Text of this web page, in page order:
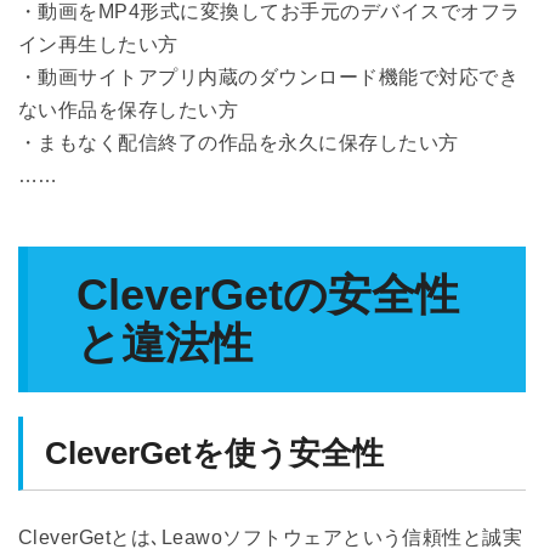
・動画をMP4形式に変換してお手元のデバイスでオフラ
イン再生したい方
・動画サイトアプリ内蔵のダウンロード機能で対応でき
ない作品を保存したい方
・まもなく配信終了の作品を永久に保存したい方
……
CleverGetの安全性
と違法性
CleverGetを使う安全性
CleverGetとは､Leawoソフトウェアという信頼性と誠実